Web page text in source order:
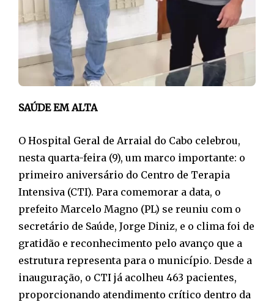
SAÚDE EM ALTA
O Hospital Geral de Arraial do Cabo celebrou,
nesta quarta-feira (9), um marco importante: o
primeiro aniversário do Centro de Terapia
Intensiva (CTI). Para comemorar a data, o
prefeito Marcelo Magno (PL) se reuniu com o
secretário de Saúde, Jorge Diniz, e o clima foi de
gratidão e reconhecimento pelo avanço que a
estrutura representa para o município. Desde a
inauguração, o CTI já acolheu 463 pacientes,
proporcionando atendimento crítico dentro da